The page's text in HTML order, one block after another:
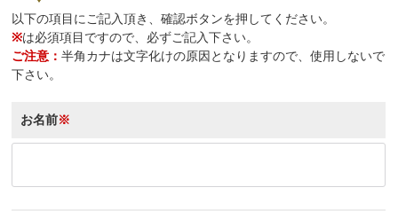
以下の項目にご記入頂き、確認ボタンを押してください。
※は必須項目ですので、必ずご記入下さい。
ご注意：半角カナは文字化けの原因となりますので、使用しないで
下さい。
お名前※